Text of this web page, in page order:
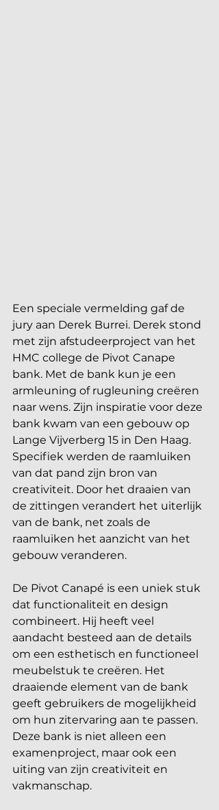
Een speciale vermelding gaf de
jury aan Derek Burrei. Derek stond
met zijn afstudeerproject van het
HMC college de Pivot Canape
bank. Met de bank kun je een
armleuning of rugleuning creëren
naar wens. Zijn inspiratie voor deze
bank kwam van een gebouw op
Lange Vijverberg 15 in Den Haag.
Specifiek werden de raamluiken
van dat pand zijn bron van
creativiteit. Door het draaien van
de zittingen verandert het uiterlijk
van de bank, net zoals de
raamluiken het aanzicht van het
gebouw veranderen.
De Pivot Canapé is een uniek stuk
dat functionaliteit en design
combineert. Hij heeft veel
aandacht besteed aan de details
om een esthetisch en functioneel
meubelstuk te creëren. Het
draaiende element van de bank
geeft gebruikers de mogelijkheid
om hun zitervaring aan te passen.
Deze bank is niet alleen een
examenproject, maar ook een
uiting van zijn creativiteit en
vakmanschap.